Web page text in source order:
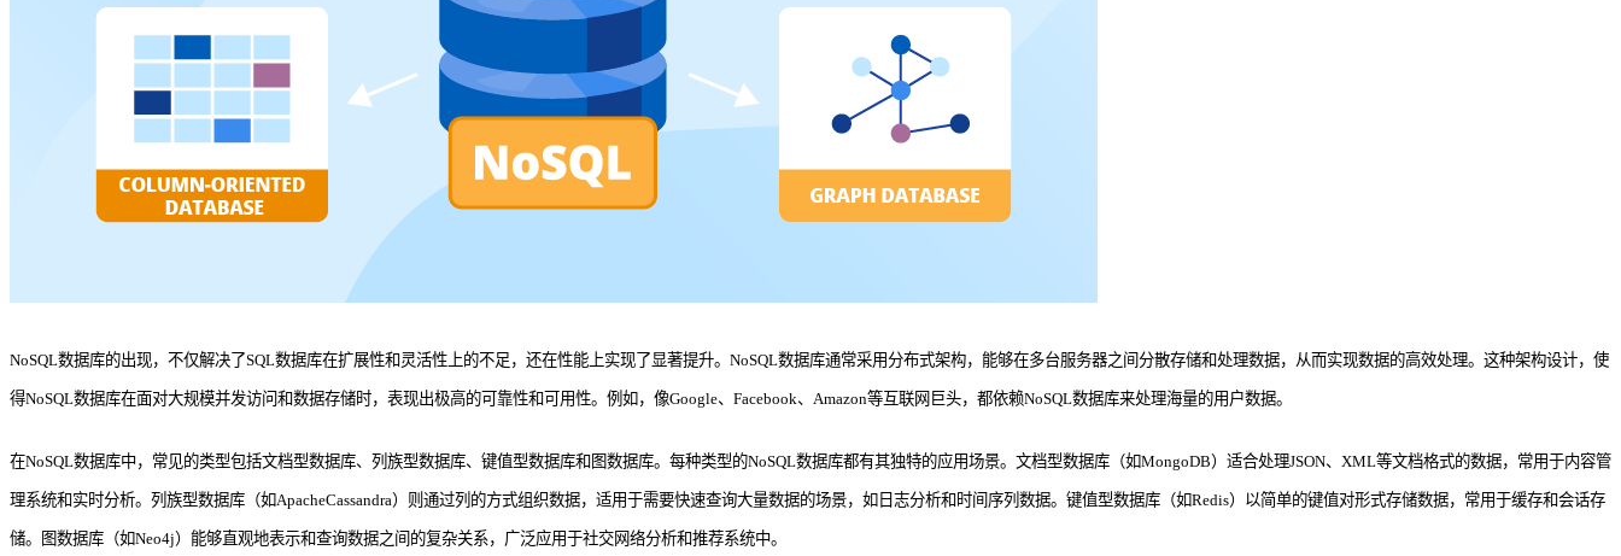
NoSQL数据库的出现，不仅解决了SQL数据库在扩展性和灵活性上的不足，还在性能上实现了显著提升。NoSQL数据库通常采用分布式架构，能够在多台服务器之间分散存储和处理数据，从而实现数据的高效处理。这种架构设计，使
得NoSQL数据库在面对大规模并发访问和数据存储时，表现出极高的可靠性和可用性。例如，像Google、Facebook、Amazon等互联网巨头，都依赖NoSQL数据库来处理海量的用户数据。
在NoSQL数据库中，常见的类型包括文档型数据库、列族型数据库、键值型数据库和图数据库。每种类型的NoSQL数据库都有其独特的应用场景。文档型数据库（如MongoDB）适合处理JSON、XML等文档格式的数据，常用于内容管
理系统和实时分析。列族型数据库（如ApacheCassandra）则通过列的方式组织数据，适用于需要快速查询大量数据的场景，如日志分析和时间序列数据。键值型数据库（如Redis）以简单的键值对形式存储数据，常用于缓存和会话存
储。图数据库（如Neo4j）能够直观地表示和查询数据之间的复杂关系，广泛应用于社交网络分析和推荐系统中。